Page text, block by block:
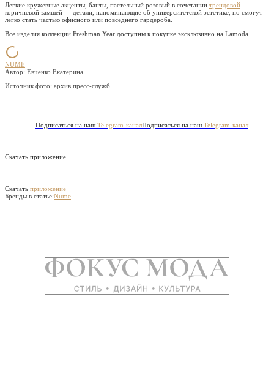
Легкие кружевные акценты, банты, пастельный розовый в сочетании трендовой
коричневой замшей — детали, напоминающие об университетской эстетике, но смогут
легко стать частью офисного или повседнего гардероба.
Все изделия коллекции Freshman Year доступны к покупке эксклюзивно на Lamoda.
NUME
Автор: Евченко Екатерина
Источник фото: архив пресс-служб
Подписаться на наш Telegram-каналПодписаться на наш Telegram-канал
Скачать приложение
Скачать приложение
Бренды в статье:Nume